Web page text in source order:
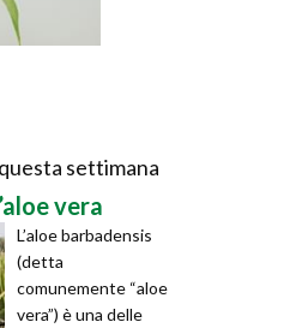
settimana
vera
L’aloe barbadensis
(detta
comunemente “aloe
vera”) è una delle